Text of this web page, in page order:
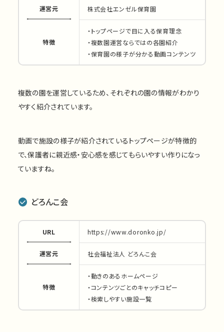
運営元 株式会社エンゼル保育園
特徴
・トップページで目に入る保育理念
・複数園運営ならではの各園紹介
・保育園の様子が分かる動画コンテンツ
複数の園を運営しているため、それぞれの園の情報がわかり
やすく紹介されています。
動画で施設の様子が紹介されているトップページが特徴的
で、保護者に親近感・安心感を感じてもらいやすい作りになっ
ていますね。
どろんこ会
URL https://www.doronko.jp/
運営元 社会福祉法人 どろんこ会
特徴
・動きのあるホームページ
・コンテンツごとのキャッチコピー
・検索しやすい施設一覧